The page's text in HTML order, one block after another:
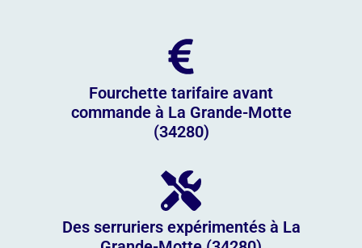
Fourchette tarifaire avant
commande à La Grande-Motte
(34280)
Des serruriers expérimentés à La